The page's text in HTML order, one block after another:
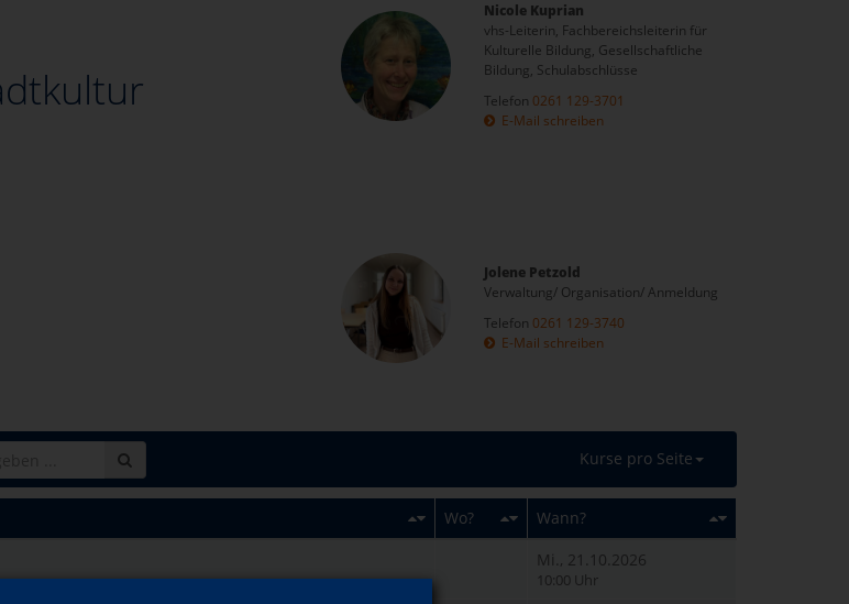
Nicole Kuprian
vhs-Leiterin, Fachbereichsleiterin für
Kulturelle Bildung, Gesellschaftliche
Bildung, Schulabschlüsse
Telefon 0261 129-3701
E-Mail schreiben
Jolene Petzold
Verwaltung/ Organisation/ Anmeldung
Telefon 0261 129-3740
E-Mail schreiben
Kurse pro Seite
Wo?
Wann?
Mi., 21.10.2026
10:00 Uhr